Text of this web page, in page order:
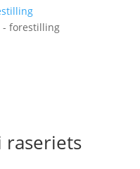
- forestilling
raseriets